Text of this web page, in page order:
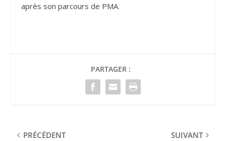
après son parcours de PMA.
PARTAGER :
PRÉCÉDENT SUIVANT